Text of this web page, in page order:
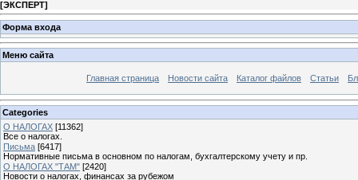
[ЭКСПЕРТ]
Форма входа
Меню сайта
Главная страница Новости сайта Каталог файлов Статьи
Categories
О НАЛОГАХ [11362]
Все о налогах.
Письма [6417]
Нормативные письма в основном по налогам, бухгалтерскому учету и пр.
О НАЛОГАХ "ТАМ" [2420]
Новости о налогах, финансах за рубежом